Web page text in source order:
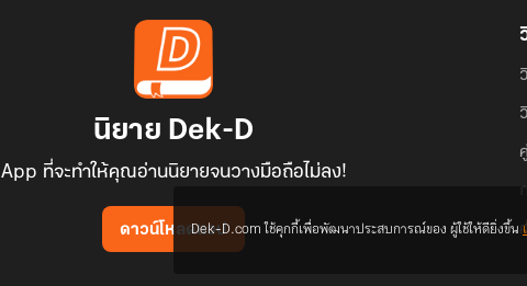
นิยาย Dek-D
App ที่จะทำให้คุณอ่านนิยายจนวางมือถือไม่ลง!
ดาวน์โหลดแอปDek-D.com ใช้คุกกี้เพื่อพัฒนาประสบการณ์ของ ผู้ใช้ให้ดียิ่งขึ้น